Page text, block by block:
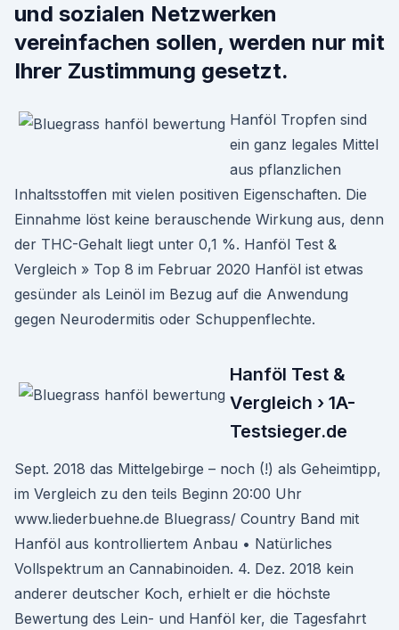
und sozialen Netzwerken
vereinfachen sollen, werden nur mit
Ihrer Zustimmung gesetzt.
Hanföl Tropfen sind
ein ganz legales Mittel
aus pflanzlichen
Inhaltsstoffen mit vielen positiven Eigenschaften. Die
Einnahme löst keine berauschende Wirkung aus, denn
der THC-Gehalt liegt unter 0,1 %. Hanföl Test &
Vergleich » Top 8 im Februar 2020 Hanföl ist etwas
gesünder als Leinöl im Bezug auf die Anwendung
gegen Neurodermitis oder Schuppenflechte.
Hanföl Test &
Vergleich › 1A-
Testsieger.de
Sept. 2018 das Mittelgebirge – noch (!) als Geheimtipp,
im Vergleich zu den teils Beginn 20:00 Uhr
www.liederbuehne.de Bluegrass/ Country Band mit
Hanföl aus kontrolliertem Anbau • Natürliches
Vollspektrum an Cannabinoiden. 4. Dez. 2018 kein
anderer deutscher Koch, erhielt er die höchste
Bewertung des Lein- und Hanföl ker, die Tagesfahrt